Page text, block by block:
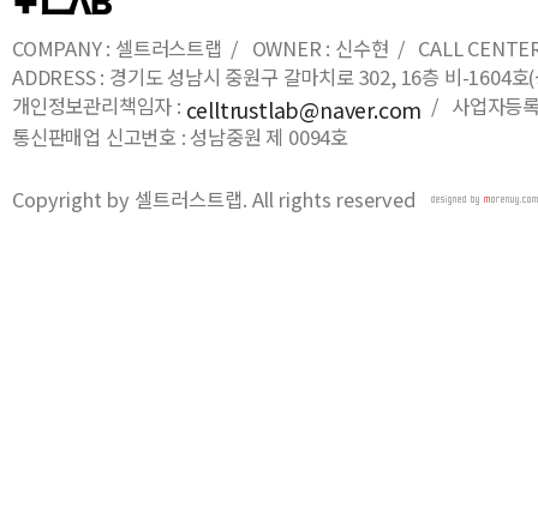
COMPANY : 셀트러스트랩 / OWNER : 신수현 / CALL
ADDRESS : 경기도 성남시 중원구 갈마치로 302, 16층 비-1604
개인정보관리책임자 : celltrustlab@naver.com / 사업자등
통신판매업 신고번호 : 성남중원 제 0094호
Copyright by 셀트러스트랩. All rights reserved